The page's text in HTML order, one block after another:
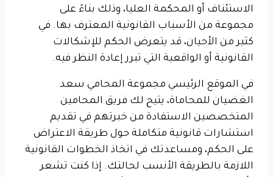
الاستئناف أو المحكمة العليا، وذلك بناءً على
مجموعة من الأسباب القانونية المعترف بها. في
كثير من الأحيان، قد يتعرض الحكم للإشكالات
القانونية أو الواقعية التي تبرر إعادة النظر فيه.
في الموقع الرئيسي مجموعة المحامي سعد
الغضيان للمحاماة، يتيح لك فريق المحامين
المتخصصين الاستفادة من خبرتهم في تقديم
استشارات قانونية متكاملة حول طريقة الاعتراض
على الحكم، ومساعدتك في اتخاذ الخطوات القانونية
اللازمة بالطريقة الأنسب لحالتك. إذا كنت تشعر